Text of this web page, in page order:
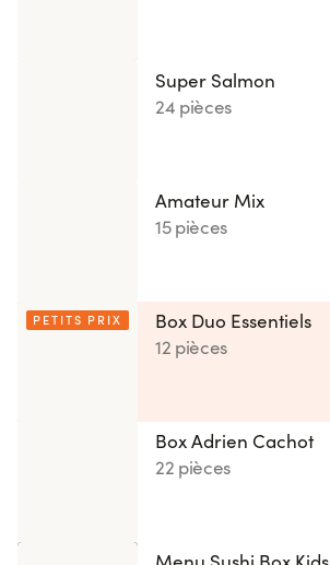
Super Salmon
24 pièces
Amateur Mix
15 pièces
PETITS PRIX
Box Duo Essentiels
12 pièces
Box Adrien Cachot
22 pièces